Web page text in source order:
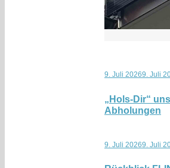
9. Juli 20269. Juli
„Hols-Dir“
Abholungen
9. Juli 20269. Juli